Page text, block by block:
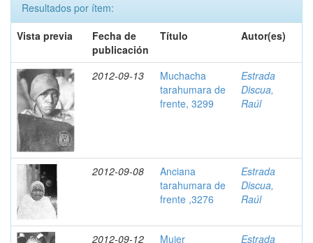
Resultados por ítem:
Vista previa
Fecha de
publicación
Título Autor(es)
2012-09-13
Muchacha
tarahumara de
frente, 3299
Estrada
Discua,
Raúl
2012-09-08
Anciana
tarahumara de
frente ,3276
Estrada
Discua,
Raúl
2012-09-12
Mujer
Estrada